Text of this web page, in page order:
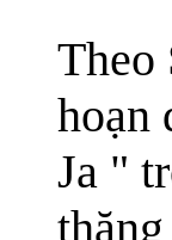
Theo
hoạn
Ja "